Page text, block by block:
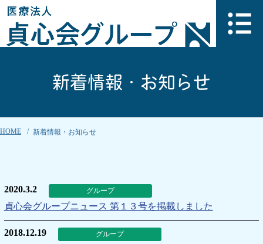
新着情報・お知らせ
HOME 新着情報・お知らせ
2020.3.2 グループ
貞心会グループニュース 第１３号を掲載しました
2018.12.19 グループ